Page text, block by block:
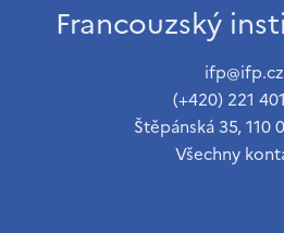
Francouzský
ifp@ifp.cz
(+420) 221
Štěpánská 35, 110
Všechny